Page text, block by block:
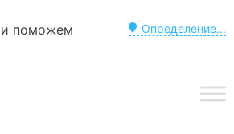
Определение...
и поможем